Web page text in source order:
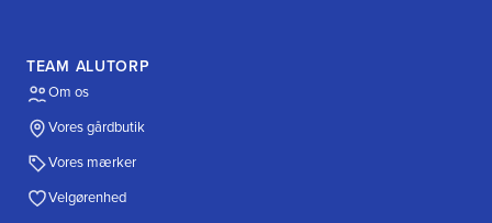
TEAM ALUTORP
Om os
Vores gårdbutik
Vores mærker
Velgørenhed